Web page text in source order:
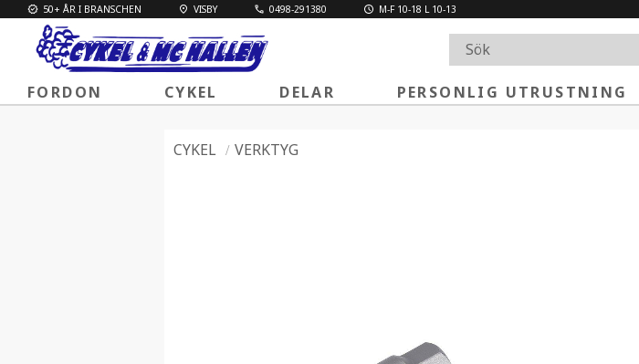
50+ ÅR I BRANSCHEN VISBY 0498-291380 M-F 10-18 L 10-13
FORDON CYKEL DELAR PERSONLIG UTRUSTNING
CYKEL VERKTYG